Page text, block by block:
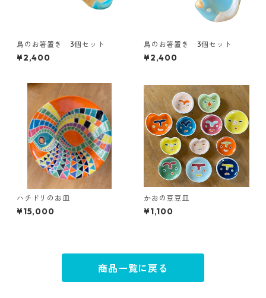
鳥のお箸置き 3個セット
¥2,400
鳥のお箸置き 3個セット
¥2,400
ハチドリのお皿
¥15,000
かおの豆豆皿
¥1,100
商品一覧に戻る